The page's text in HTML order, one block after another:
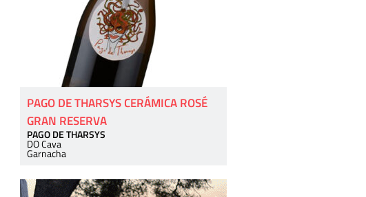
PAGO DE THARSYS CERÁMICA ROSÉ
GRAN RESERVA
PAGO DE THARSYS
DO Cava
Garnacha